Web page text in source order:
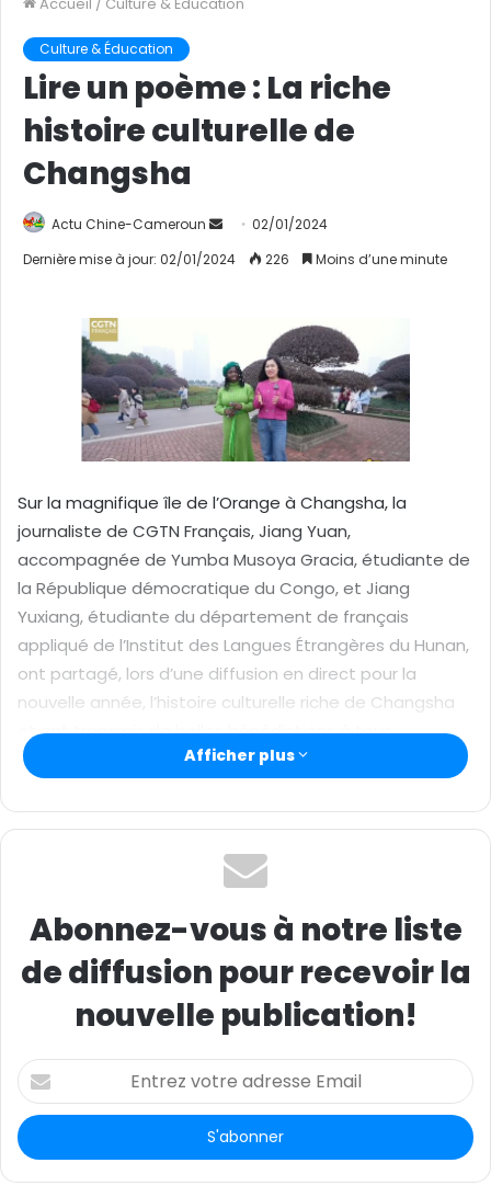
Culture & Éducation
Lire un poème : La riche
histoire culturelle de
Changsha
Actu Chine-Cameroun
n
r
u
n
c
u
r
r
i
e
l
02/01/2024
Dernière mise à jour: 02/01/2024
226 Moins d’une minute
Sur la magnifique île de l’Orange à Changsha, la
journaliste de CGTN Français, Jiang Yuan,
accompagnée de Yumba Musoya Gracia, étudiante de
la République démocratique du Congo, et Jiang
Yuxiang, étudiante du département de français
appliqué de l’Institut des Langues Étrangères du Hunan,
ont partagé, lors d’une diffusion en direct pour la
nouvelle année, l’histoire culturelle riche de Changsha
et ont transmis de belles bénédictions à tous.
Afficher plus
Abonnez-vous à notre liste
de diffusion pour recevoir la
nouvelle publication!
E
n
r
e
z